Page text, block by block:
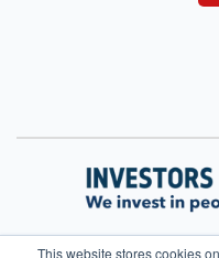
This website stores cookies